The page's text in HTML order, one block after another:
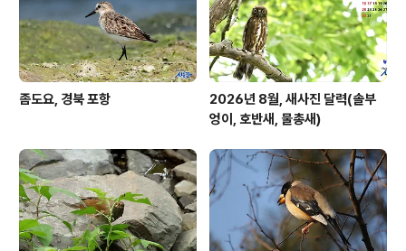
좀도요, 경북 포항
2026년 8월, 새사진 달력(솔부
엉이, 호반새, 물총새)